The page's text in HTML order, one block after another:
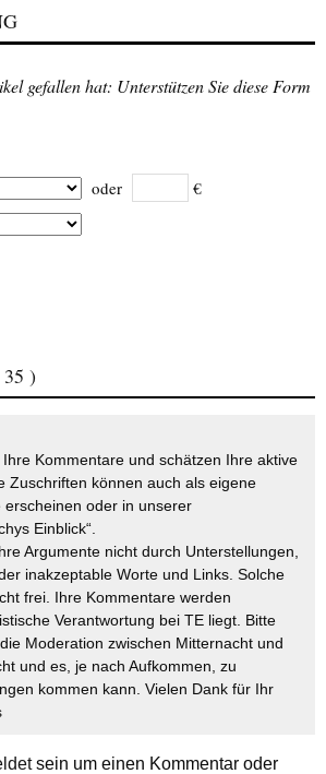
gefallen hat: Unterstützen Sie diese Form
oder €
)
Kommentare und schätzen Ihre aktive
Zuschriften können auch als eigene
erscheinen oder in unserer
Einblick“.
Argumente nicht durch Unterstellungen,
inakzeptable Worte und Links. Solche
frei. Ihre Kommentare werden
Verantwortung bei TE liegt. Bitte
Moderation zwischen Mitternacht und
und es, je nach Aufkommen, zu
kommen kann. Vielen Dank für Ihr
sein um einen Kommentar oder